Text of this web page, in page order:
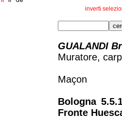
inverti
GUALANDI
Muratore,
Maçon
Bologna
Fronte